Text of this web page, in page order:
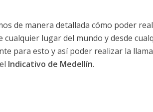
de manera detallada cómo poder
cualquier lugar del mundo y desde
para esto y así poder realizar la
Indicativo de Medellín.